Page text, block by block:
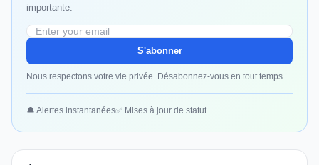
importante.
S'abonner
Nous respectons votre vie privée. Désabonnez-vous en tout temps.
🔔 Alertes instantanées✅ Mises à jour de statut